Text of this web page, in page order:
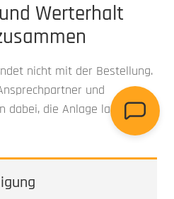
Werterhalt
nicht mit der Bestellung.
und
die Anlage langfristig